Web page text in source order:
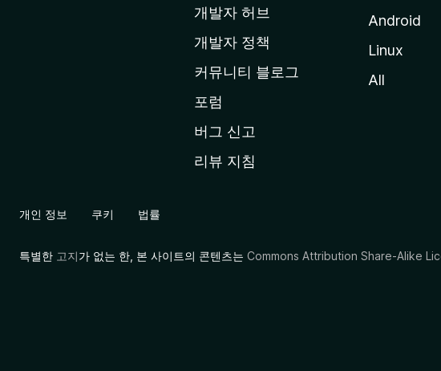
개발자 허브
개발자 정책
커뮤니티 블로그
포럼
버그 신고
리뷰 지침
Android
Linux
All
개인 정보 쿠키 법률
특별한 고지가 없는 한, 본 사이트의 콘텐츠는 Commons Attribution Share-Alike